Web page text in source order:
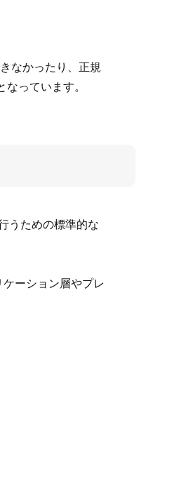
なかったり、正規
っています。
うための標準的な
ーション層やプレ